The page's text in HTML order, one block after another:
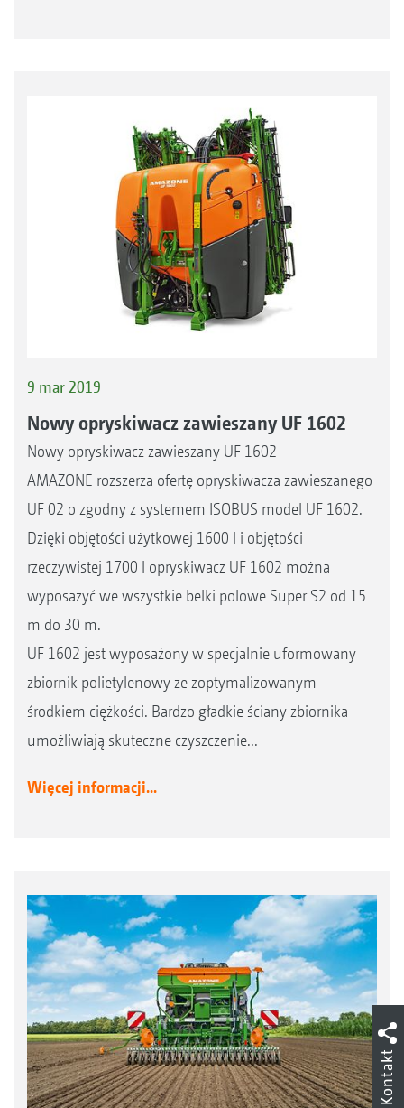
9 mar 2019
Nowy opryskiwacz zawieszany UF 1602
Nowy opryskiwacz zawieszany UF 1602
AMAZONE rozszerza ofertę opryskiwacza zawieszanego
UF 02 o zgodny z systemem ISOBUS model UF 1602.
Dzięki objętości użytkowej 1600 l i objętości
rzeczywistej 1700 l opryskiwacz UF 1602 można
wyposażyć we wszystkie belki polowe Super S2 od 15
m do 30 m.
UF 1602 jest wyposażony w specjalnie uformowany
zbiornik polietylenowy ze zoptymalizowanym
środkiem ciężkości. Bardzo gładkie ściany zbiornika
umożliwiają skuteczne czyszczenie...
Więcej informacji...
Kontakt